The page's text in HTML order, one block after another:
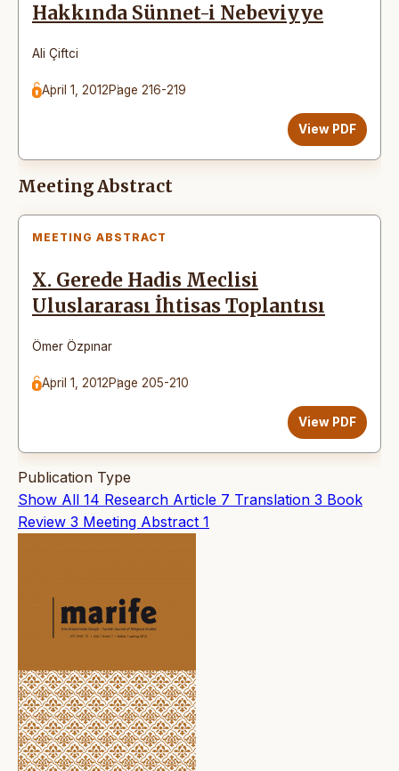
Hakkında Sünnet-i Nebeviyye
Ali Çiftci
April 1, 2012Page 216-219
View PDF
Meeting Abstract
MEETING ABSTRACT
X. Gerede Hadis Meclisi
Uluslararası İhtisas Toplantısı
Ömer Özpınar
April 1, 2012Page 205-210
View PDF
Publication Type
Show All 14 Research Article 7 Translation 3 Book
Review 3 Meeting Abstract 1